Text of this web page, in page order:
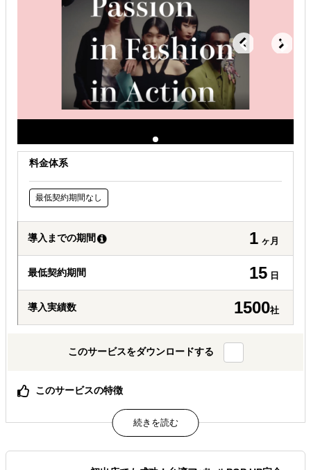
どの国に進出するべきか決めたい
許認可や規制調査など輸出／販売の準備をしたい
店舗出店のサポートをして欲しい
料金体系
最低契約期間なし
導入までの期間 1 ヶ月
最低契約期間 15 日
導入実績数 1500社
このサービスをダウンロードする
このサービスの特徴
人材、教育、店舗運営、マーケティング、コンサルテーシ
ョン、空間デザイン…。 私たちのグループには、ファッシ
ョンに精通したスペシャリストが集まっています。 クライ
アントの課題に対して、各グループ会社が最